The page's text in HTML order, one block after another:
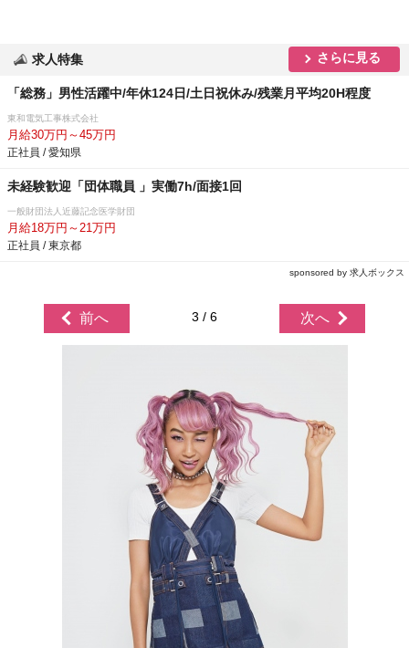
求人特集 さらに見る
「総務」男性活躍中/年休124日/土日祝休み/残業月平均20H程度
東和電気工事株式会社
月給30万円～45万円
正社員 / 愛知県
未経験歓迎「団体職員 」実働7h/面接1回
一般財団法人近藤記念医学財団
月給18万円～21万円
正社員 / 東京都
sponsored by 求人ボックス
前へ 3 / 6 次へ